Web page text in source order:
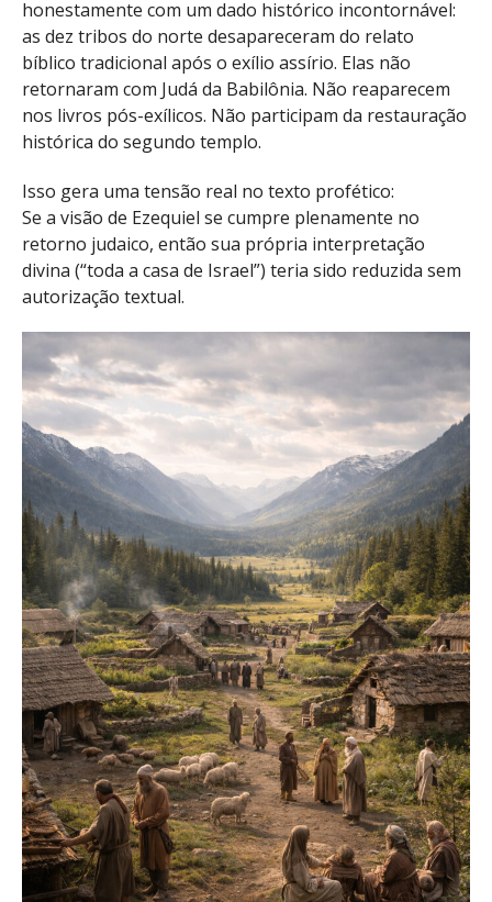
honestamente com um dado histórico incontornável:
as dez tribos do norte desapareceram do relato
bíblico tradicional após o exílio assírio. Elas não
retornaram com Judá da Babilônia. Não reaparecem
nos livros pós-exílicos. Não participam da restauração
histórica do segundo templo.
Isso gera uma tensão real no texto profético:
Se a visão de Ezequiel se cumpre plenamente no
retorno judaico, então sua própria interpretação
divina (“toda a casa de Israel”) teria sido reduzida sem
autorização textual.